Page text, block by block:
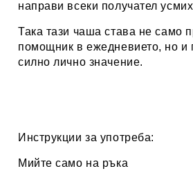
направи всеки получател
Така тази чаша става не само
помощник в ежедневието, но и
силно лично значение.
Инструкции за употреба:
Мийте само на ръка